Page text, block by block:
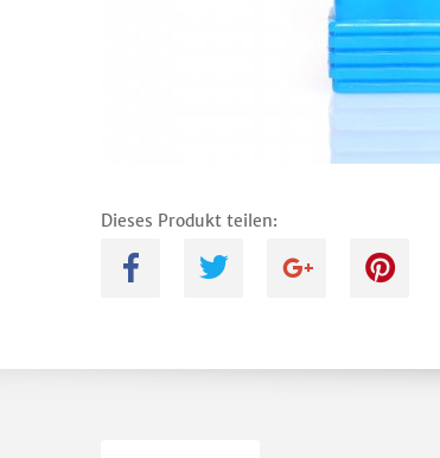
Dieses Produkt teilen:
A B C D